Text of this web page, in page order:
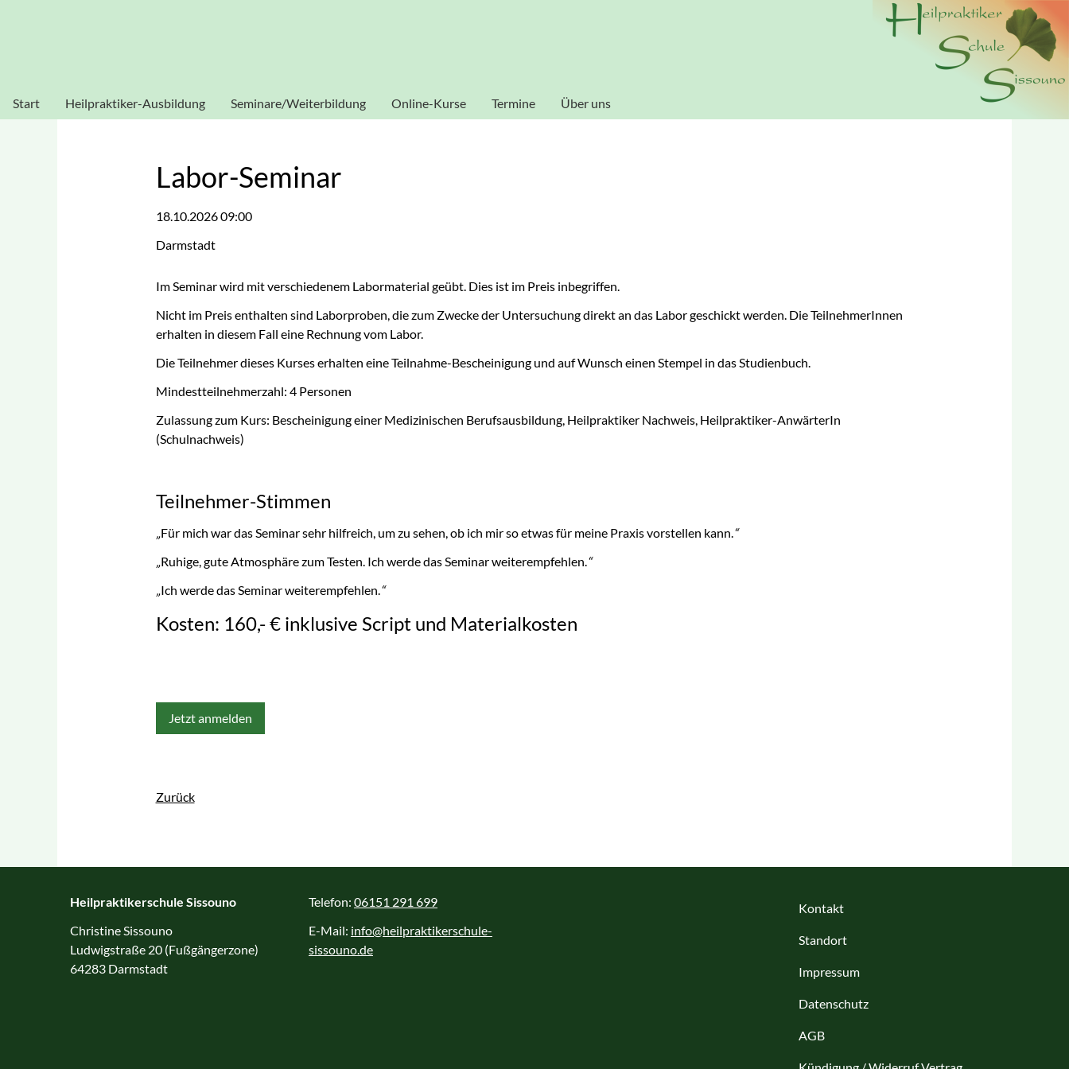
Start Heilpraktiker-Ausbildung Seminare/Weiterbildung
Blutegeltherapie
Homöopathie
Kinesiologie
Sachkunde Hygiene I
Therapeutisches Taping
nach Popp®
Online-Kurse Termine Über uns
Labor-Seminar
18.10.2026 09:00
Darmstadt
Im Seminar wird mit verschiedenem Labormaterial geübt. Dies ist im Preis inbegriffen.
Nicht im Preis enthalten sind Laborproben, die zum Zwecke der Untersuchung direkt an das Labor geschickt werden. Die TeilnehmerInnen
erhalten in diesem Fall eine Rechnung vom Labor.
Die Teilnehmer dieses Kurses erhalten eine Teilnahme-Bescheinigung und auf Wunsch einen Stempel in das Studienbuch.
Mindestteilnehmerzahl: 4 Personen
Zulassung zum Kurs: Bescheinigung einer Medizinischen Berufsausbildung, Heilpraktiker Nachweis, Heilpraktiker-AnwärterIn
(Schulnachweis)
Teilnehmer-Stimmen
„Für mich war das Seminar sehr hilfreich, um zu sehen, ob ich mir so etwas für meine Praxis vorstellen kann.“
„Ruhige, gute Atmosphäre zum Testen. Ich werde das Seminar weiterempfehlen.“
„Ich werde das Seminar weiterempfehlen.“
Kosten: 160,- € inklusive Script und Materialkosten
Jetzt anmelden
Zurück
Heilpraktikerschule Sissouno
Christine Sissouno
Ludwigstraße 20 (Fußgängerzone)
64283 Darmstadt
Telefon: 06151 291 699
E-Mail: info@heilpraktikerschule-
sissouno.de
Kontakt
Standort
Impressum
Datenschutz
AGB
Verwendung von Cookies: Um unsere Webseite für Sie optimal zu gestalten und fortlaufend verbessern zu können, verwenden wir Cookies. Durch die weitere Nutzung der Webseite